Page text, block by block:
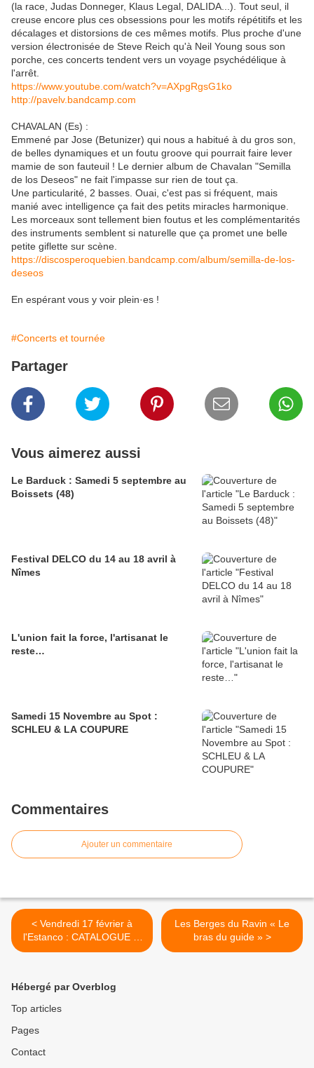
(la race, Judas Donneger, Klaus Legal, DALIDA...). Tout seul, il
creuse encore plus ces obsessions pour les motifs répétitifs et les
décalages et distorsions de ces mêmes motifs. Plus proche d'une
version électronisée de Steve Reich qu'à Neil Young sous son
porche, ces concerts tendent vers un voyage psychédélique à
l'arrêt.
https://www.youtube.com/watch?v=AXpgRgsG1ko
http://pavelv.bandcamp.com
CHAVALAN (Es) :
Emmené par Jose (Betunizer) qui nous a habitué à du gros son,
de belles dynamiques et un foutu groove qui pourrait faire lever
mamie de son fauteuil ! Le dernier album de Chavalan "Semilla
de los Deseos" ne fait l'impasse sur rien de tout ça.
Une particularité, 2 basses. Ouai, c'est pas si fréquent, mais
manié avec intelligence ça fait des petits miracles harmonique.
Les morceaux sont tellement bien foutus et les complémentarités
des instruments semblent si naturelle que ça promet une belle
petite giflette sur scène.
https://discosperoquebien.bandcamp.com/album/semilla-de-los-
deseos
En espérant vous y voir plein·es !
#Concerts et tournée
Partager
Vous aimerez aussi
Le Barduck : Samedi 5 septembre au
Boissets (48)
Festival DELCO du 14 au 18 avril à
Nîmes
L'union fait la force, l'artisanat le
reste…
Samedi 15 Novembre au Spot :
SCHLEU & LA COUPURE
Commentaires
Ajouter un commentaire
< Vendredi 17 février à
l'Estanco : CATALOGUE et
X-OR
Les Berges du Ravin « Le
bras du guide » >
Hébergé par Overblog
Top articles
Pages
Contact